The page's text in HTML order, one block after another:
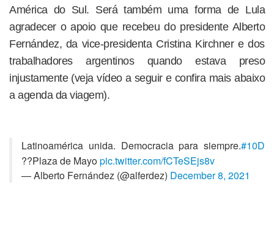
América do Sul. Será também uma forma de Lula
agradecer o apoio que recebeu do presidente Alberto
Fernández, da vice-presidenta Cristina Kirchner e dos
trabalhadores argentinos quando estava preso
injustamente (veja vídeo a seguir e confira mais abaixo
a agenda da viagem).
Latinoamérica unida. Democracia para siempre.#10D
??Plaza de Mayopic.twitter.com/fCTeSEjs8v
— Alberto Fernández (@alferdez) December 8, 2021